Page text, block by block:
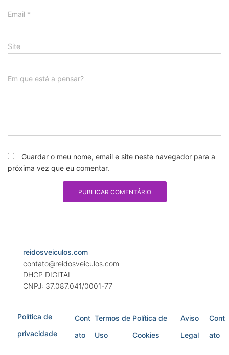
Email *
Site
Em que está a pensar?
Guardar o meu nome, email e site neste navegador para a
próxima vez que eu comentar.
reidosveiculos.com
contato@reidosveiculos.com
DHCP DIGITAL
CNPJ: 37.087.041/0001-77
Política de
privacidade
Cont
ato
Termos de
Uso
Política de
Cookies
Aviso
Legal
Cont
ato